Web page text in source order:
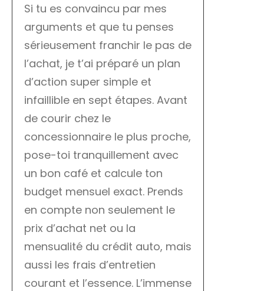
Si tu es convaincu par mes
arguments et que tu penses
sérieusement franchir le pas de
l’achat, je t’ai préparé un plan
d’action super simple et
infaillible en sept étapes. Avant
de courir chez le
concessionnaire le plus proche,
pose-toi tranquillement avec
un bon café et calcule ton
budget mensuel exact. Prends
en compte non seulement le
prix d’achat net ou la
mensualité du crédit auto, mais
aussi les frais d’entretien
courant et l’essence. L’immense